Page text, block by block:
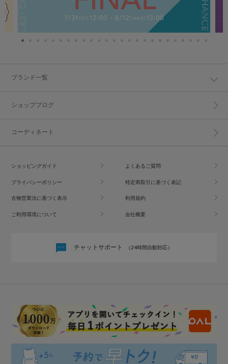
ブランド一覧
ショップブログ
コーディネート
ショッピングガイド よくあるご質問
プライバシーポリシー 特定商取引に基づく表記
古物営業法に基づく表示 利用規約
ご利用環境について 会社概要
チャットサポート （24時間自動対応）